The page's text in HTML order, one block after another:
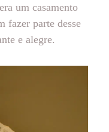
um casamento
fazer parte desse
e alegre.